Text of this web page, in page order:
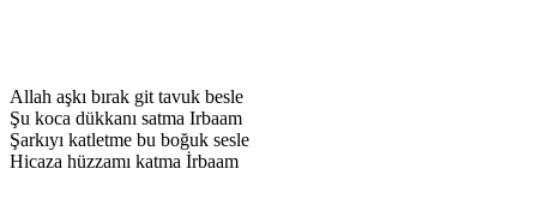
Allah aşkı bırak git tavuk besle
Şu koca dükkanı satma Irbaam
Şarkıyı katletme bu boğuk sesle
Hicaza hüzzamı katma İrbaam